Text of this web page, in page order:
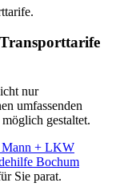
nur
umfassenden
gestaltet.
Mann + LKW
Bochum
Sie parat.